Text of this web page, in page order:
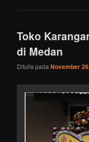
Toko
di Medan
Ditulis padaNovember